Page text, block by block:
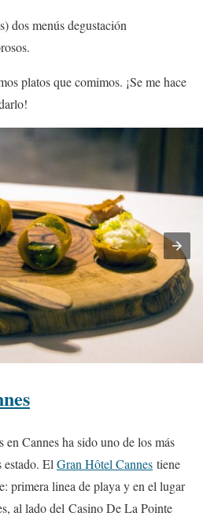
dos menús degustación
platos que comimos. ¡Se me hace
Cannes ha sido uno de los más
estado. El Gran Hôtel Cannes tiene
primera linea de playa y en el lugar
al lado del Casino De La Pointe